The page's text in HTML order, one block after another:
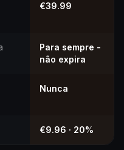
€39.99
Para sempre -
não expira
Nunca
€9.96 · 20%